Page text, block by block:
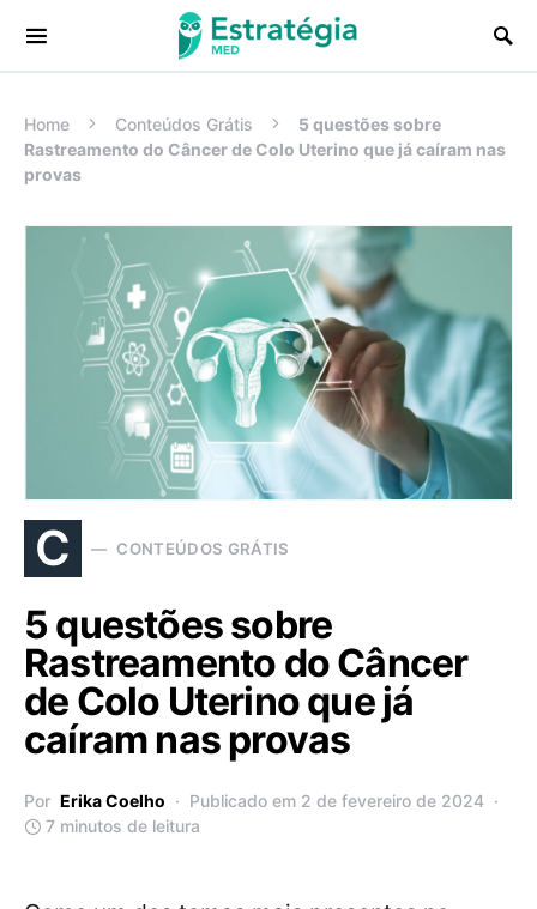
Procurar:
Home Conteúdos Grátis
5 questões sobre
Rastreamento do Câncer de Colo Uterino que já caíram nas
provas
C CONTEÚDOS GRÁTIS
5 questões sobre
Rastreamento do Câncer
de Colo Uterino que já
caíram nas provas
Por Erika Coelho
Publicado em 2 de fevereiro de 2024
7 minutos de leitura